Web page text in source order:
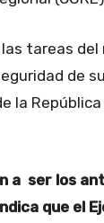
tareas
de
la
a ser los
que el